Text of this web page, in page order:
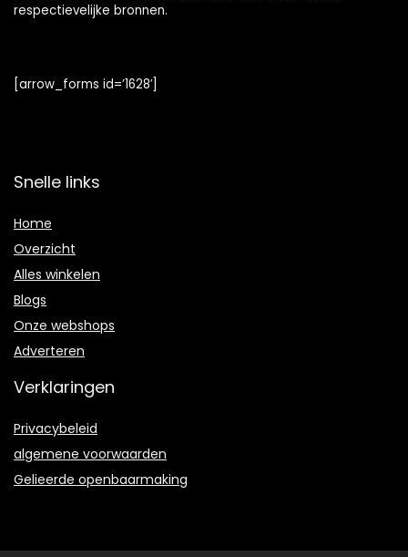
respectievelijke bronnen.
[arrow_forms id=’1628′]
Snelle links
Home
Overzicht
Alles winkelen
Blogs
Onze webshops
Adverteren
Verklaringen
Privacybeleid
algemene voorwaarden
Gelieerde openbaarmaking